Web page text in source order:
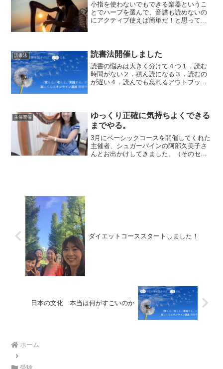
小指を使わないでもできる楽器というこ
とでハープを選んで、音譜も読めないの
にアクティブ使えば簡単だ！と思って見
んなレベルじゃなかった。...
読書法 読書法開催しました
読書の悩みは大きく分けて４つ１．読む
時間がない２．積ん読になる３．読むの
が遅い４．読んでも忘れるアウトプット
がっつりアウトプットワーク...
主催開催
ゆっくり正確に気持ちよくできる
までやる。
3月にベーシックコースを開催してくれた
主催者、シュガーバインの阿部久美子さ
んとお出かけしてきました。（そのセミ
ダイエットコーススタートしました！
日本の文化 本当は何がすごいのか
ホーム